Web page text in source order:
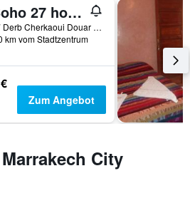
Boho 27 hostel Marrakech
27 Derb Cherkaoui Douar Graoua, Medina, Marrakesch, Marokko
km vom Stadtzentrum
Zum Angebot
City